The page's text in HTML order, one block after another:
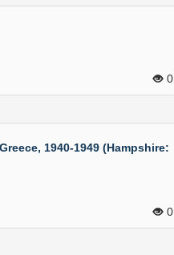
0
1940-1949 (Hampshire:
0